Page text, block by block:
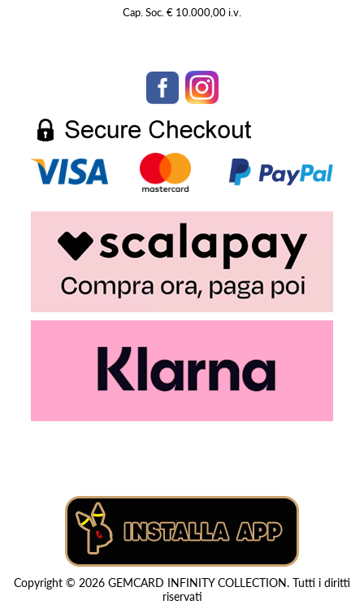
Cap. Soc. € 10.000,00 i.v.
Copyright © 2026 GEMCARD INFINITY COLLECTION. Tutti i diritti
riservati